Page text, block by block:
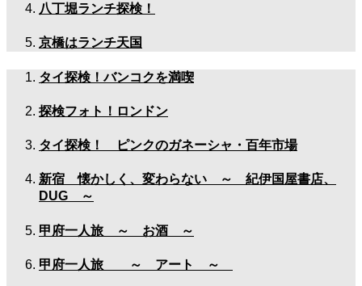
八丁堀ランチ探検！
京橋はランチ天国
タイ探検！バンコクを満喫
探検フォト！ロンドン
タイ探検！ ピンクのガネーシャ・百年市場
新宿 懐かしく、変わらない ～ 紀伊国屋書店、
DUG ～
甲府一人旅 ～ お酒 ～
甲府一人旅 ～ アート ～